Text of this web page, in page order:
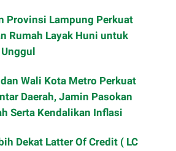
Provinsi Lampung Perkuat
Rumah Layak Huni untuk
Wali Kota Metro Perkuat
Daerah, Jamin Pasokan
Serta Kendalikan Inflasi
Dekat Latter Of Credit ( LC